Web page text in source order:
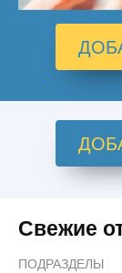
Свежие
ПОДРАЗДЕЛЫ